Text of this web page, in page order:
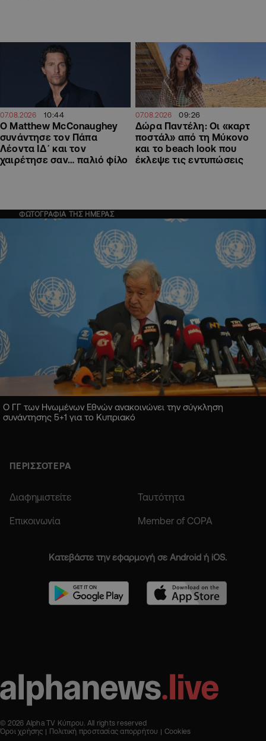
07.08.2026 10:44
Ο Matthew McConaughey
συνάντησε τον Πάπα
Λέοντα ΙΔ΄ και τον
χαιρέτησε σαν… παλιό φίλο
07.08.2026 09:26
Δώρα Παντέλη: Οι «καρτ
ποστάλ» από τη Μύκονο
και το beach look που
έκλεψε τις εντυπώσεις
ΦΩΤΟΓΡΑΦΙΑ ΤΗΣ ΗΜΕΡΑΣ
Ο ΓΓ των Ηνωμένων Εθνών ανακοινώνει την σύγκληση
συνάντησης 5+1 για το Κυπριακό
ΠΕΡΙΣΣΟΤΕΡΑ
Διαφημιστείτε Ταυτότητα
Επικοινωνία Member of COPA
Κατεβάστε την εφαρμογή σε Android ή iOS.
© 2026 Alpha TV Κύπρου. All rights reserved
Όροι χρήσης
Πολιτική προστασίας απορρήτου Cookies